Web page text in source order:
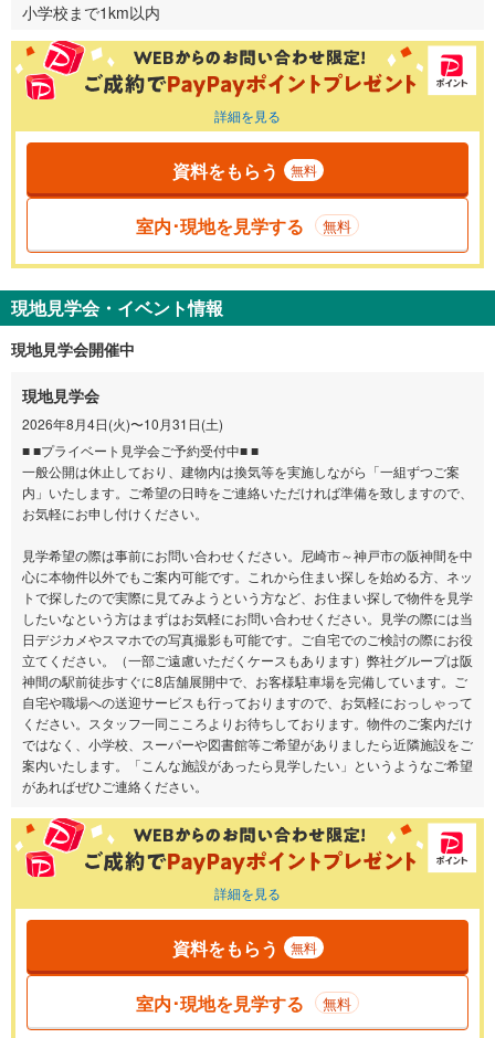
小学校まで1km以内
詳細を見る
資料をもらう 無料
室内･現地を見学する 無料
現地見学会・イベント情報
現地見学会開催中
現地見学会
2026年8月4日(火)〜10月31日(土)
■ ■プライベート見学会ご予約受付中■ ■
一般公開は休止しており、建物内は換気等を実施しながら「一組ずつご案
内」いたします。ご希望の日時をご連絡いただければ準備を致しますので、
お気軽にお申し付けください。
見学希望の際は事前にお問い合わせください。尼崎市～神戸市の阪神間を中
心に本物件以外でもご案内可能です。これから住まい探しを始める方、ネッ
トで探したので実際に見てみようという方など、お住まい探しで物件を見学
したいなという方はまずはお気軽にお問い合わせください。見学の際には当
日デジカメやスマホでの写真撮影も可能です。ご自宅でのご検討の際にお役
立てください。（一部ご遠慮いただくケースもあります）弊社グループは阪
神間の駅前徒歩すぐに8店舗展開中で、お客様駐車場を完備しています。ご
自宅や職場への送迎サービスも行っておりますので、お気軽におっしゃって
ください。スタッフ一同こころよりお待ちしております。物件のご案内だけ
ではなく、小学校、スーパーや図書館等ご希望がありましたら近隣施設をご
案内いたします。「こんな施設があったら見学したい」というようなご希望
があればぜひご連絡ください。
詳細を見る
資料をもらう 無料
室内･現地を見学する 無料